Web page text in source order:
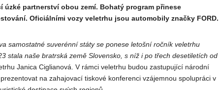
partnerství obou zemí. Bohatý program přinese
Oficiálními vozy veletrhu jsou automobily značky FORD.
samostatné suverénní státy se ponese letošní ročník veletrhu
stala naše bratrská země Slovensko, s níž i po třech desetiletích od
Janica Ciglianová. V rámci veletrhu budou zastupující národní
na zahajovací tiskové konferenci vzájemnou spolupráci v